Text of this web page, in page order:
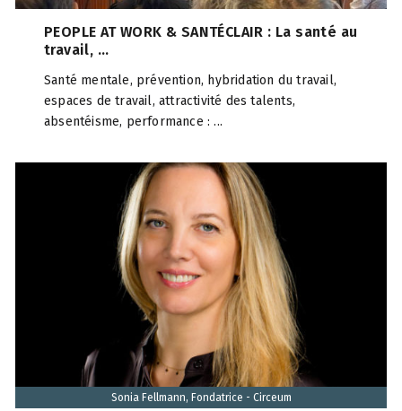
PEOPLE AT WORK & SANTÉCLAIR : La santé au
travail, ...
Santé mentale, prévention, hybridation du travail,
espaces de travail, attractivité des talents,
absentéisme, performance : ...
Sonia Fellmann, Fondatrice - Circeum